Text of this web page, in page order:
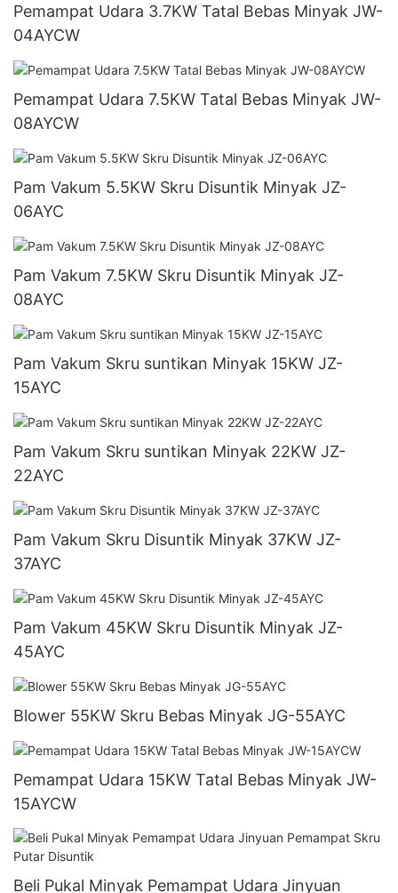
Pemampat Udara 3.7KW Tatal Bebas Minyak JW-
04AYCW
Pemampat Udara 7.5KW Tatal Bebas Minyak JW-
08AYCW
Pam Vakum 5.5KW Skru Disuntik Minyak JZ-
06AYC
Pam Vakum 7.5KW Skru Disuntik Minyak JZ-
08AYC
Pam Vakum Skru suntikan Minyak 15KW JZ-
15AYC
Pam Vakum Skru suntikan Minyak 22KW JZ-
22AYC
Pam Vakum Skru Disuntik Minyak 37KW JZ-
37AYC
Pam Vakum 45KW Skru Disuntik Minyak JZ-
45AYC
Blower 55KW Skru Bebas Minyak JG-55AYC
Pemampat Udara 15KW Tatal Bebas Minyak JW-
15AYCW
Beli Pukal Minyak Pemampat Udara Jinyuan